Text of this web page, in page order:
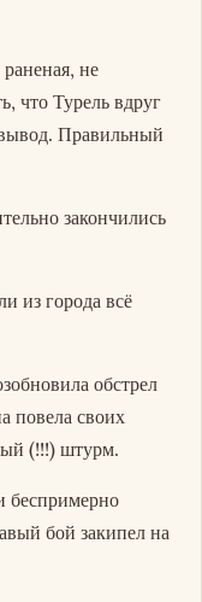
не
что Турель вдруг
Правильный
закончились
из города всё
обстрел
повела своих
(!!!) штурм.
беспримерно
бой закипел на